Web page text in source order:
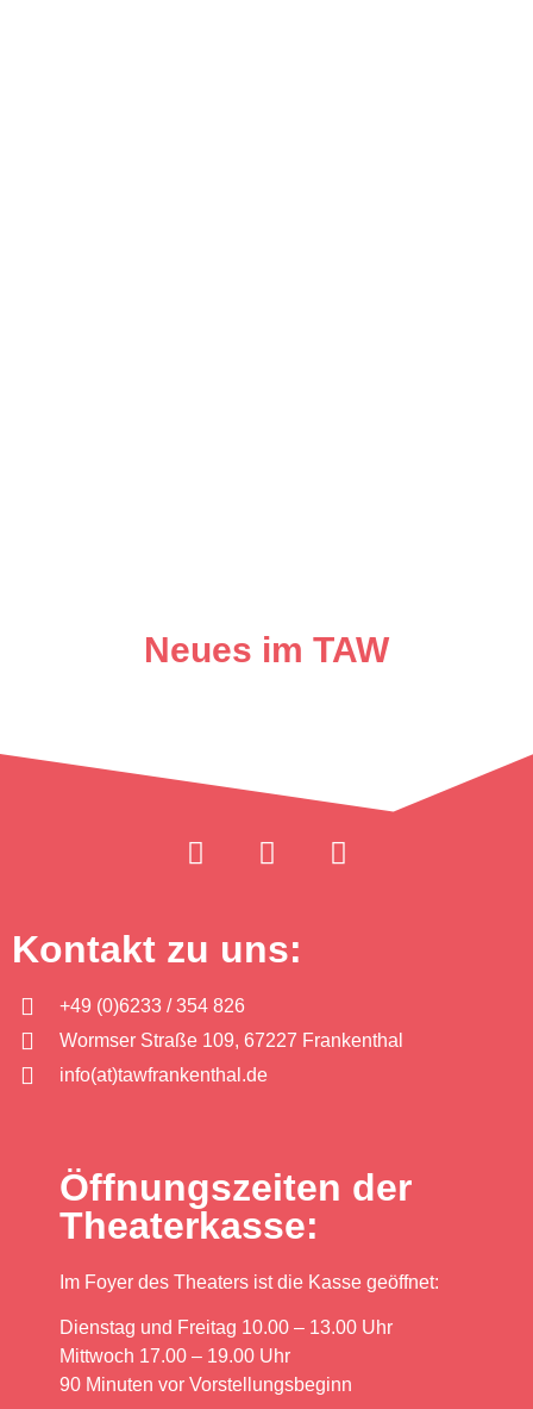
Neues im TAW
Öffnungszeiten der
Theaterkasse:
Im Foyer des Theaters ist die Kasse geöffnet:
Dienstag und Freitag 10.00 – 13.00 Uhr
Mittwoch 17.00 – 19.00 Uhr
90 Minuten vor Vorstellungsbeginn
Kontakt zu uns:
+49 (0)6233 / 354 826
Wormser Straße 109, 67227 Frankenthal
info(at)tawfrankenthal.de